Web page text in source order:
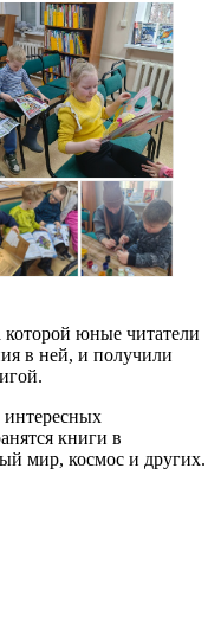
которой юные читатели
в ней, и получили
интересных
книги в
мир, космос и других.